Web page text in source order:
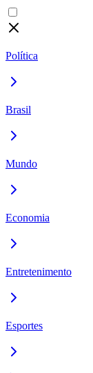
Política
Brasil
Mundo
Economia
Entretenimento
Esportes